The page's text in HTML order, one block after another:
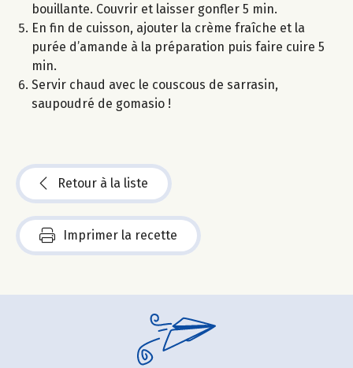
bouillante. Couvrir et laisser gonfler 5 min.
En fin de cuisson, ajouter la crème fraîche et la
purée d’amande à la préparation puis faire cuire 5
min.
Servir chaud avec le couscous de sarrasin,
saupoudré de gomasio !
Retour à la liste
Imprimer la recette